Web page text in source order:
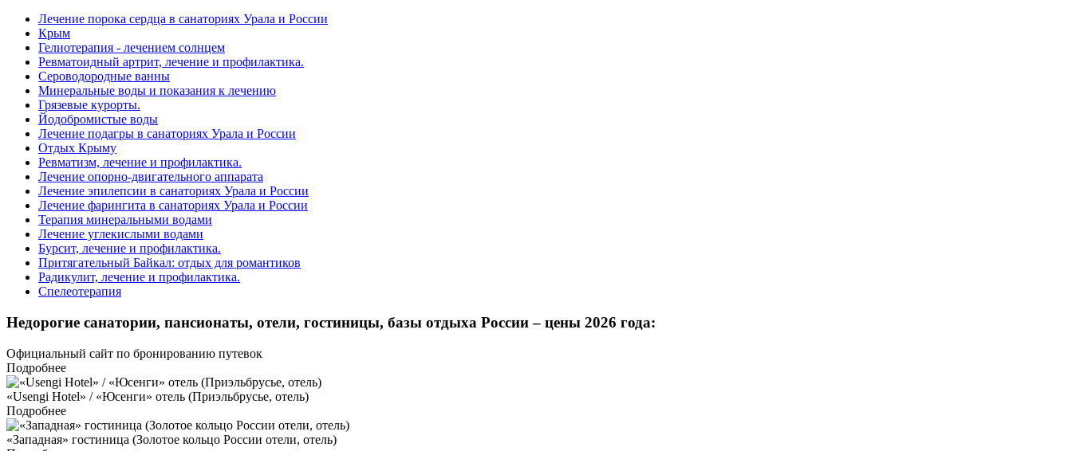
Лечение порока сердца в санаториях Урала и России
Крым
Гелиотерапия - лечением солнцем
Ревматоидный артрит, лечение и профилактика.
Сероводородные ванны
Минеральные воды и показания к лечению
Грязевые курорты.
Йодобромистые воды
Лечение подагры в санаториях Урала и России
Отдых Крыму
Ревматизм, лечение и профилактика.
Лечение опорно-двигательного аппарата
Лечение эпилепсии в санаториях Урала и России
Лечение фарингита в санаториях Урала и России
Терапия минеральными водами
Лечение углекислыми водами
Бурсит, лечение и профилактика.
Притягательный Байкал: отдых для романтиков
Радикулит, лечение и профилактика.
Спелеотерапия
Недорогие санатории, пансионаты, отели, гостиницы, базы отдыха России – цены 2026 года:
Официальный сайт по бронированию путевок
Подробнее
«Usengi Hotel» / «Юсенги» отель (Приэльбрусье, отель)
Подробнее
«Западная» гостиница (Золотое кольцо России отели, отель)